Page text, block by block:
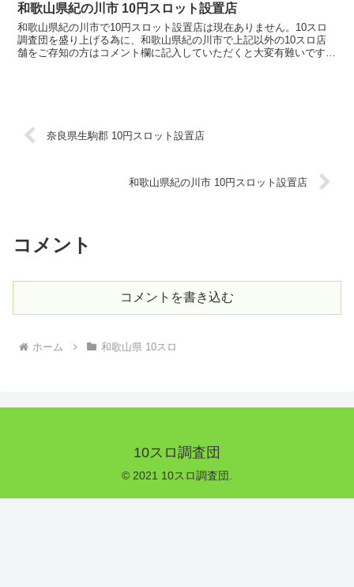
和歌山県紀の川市 10円スロット設置店
和歌山県紀の川市で10円スロット設置店は現在ありません。10スロ
調査団を盛り上げる為に、和歌山県紀の川市で上記以外の10スロ店
舗をご存知の方はコメント欄に記入していただくと大変有難いです。
奈良県生駒郡 10円スロット設置店
和歌山県紀の川市 10円スロット設置店
コメント
コメントを書き込む
ホーム 和歌山県 10スロ
10スロ調査団
© 2021 10スロ調査団.